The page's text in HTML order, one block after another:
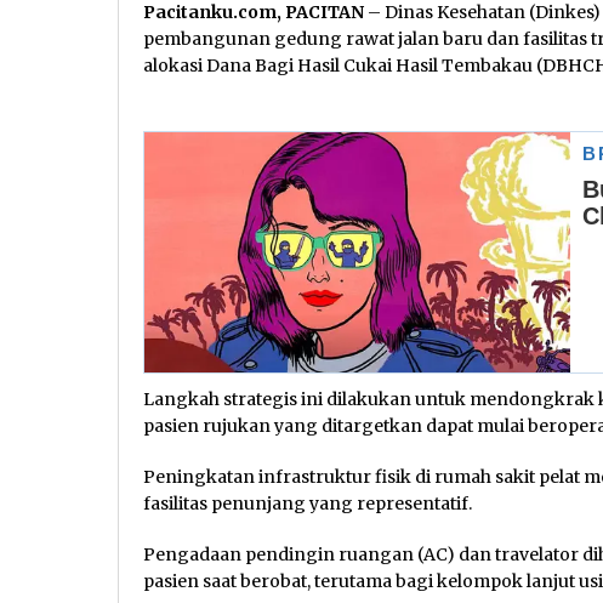
Pacitanku.com, PACITAN – Dinas Kesehatan
pembangunan gedung rawat jalan baru dan fasilitas
alokasi Dana Bagi Hasil Cukai Hasil Tembakau
Langkah strategis ini dilakukan untuk mendongkrak
pasien rujukan yang ditargetkan dapat mulai
Peningkatan infrastruktur fisik di rumah sakit pelat
fasilitas penunjang yang representatif.
Pengadaan pendingin ruangan (AC) dan travelator
pasien saat berobat, terutama bagi kelompok lanjut